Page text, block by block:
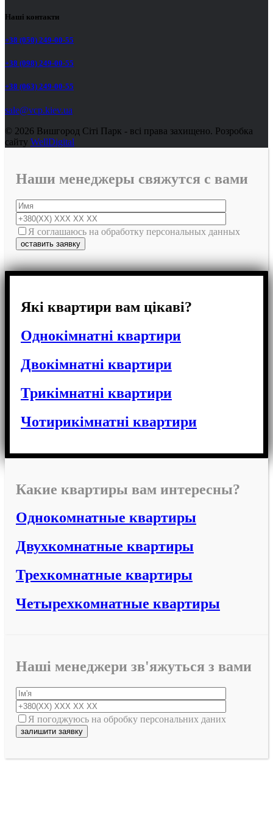
Наші контакти
+38 (050) 249-00-55
+38 (098) 249-00-55
+38 (063) 249-00-55
sale@vcp.kiev.ua
© 2026 Вишгород Сіті Парк - всі права захищено. Розробка
сайту WellDigital
Наши менеджеры свяжутся с вами
Я соглашаюсь на обработку персональных данных
Які квартири вам цікаві?
Однокімнатні квартири
Двокімнатні квартири
Трикімнатні квартири
Чотирикімнатні квартири
Какие квартиры вам интересны?
Однокомнатные квартиры
Двухкомнатные квартиры
Трехкомнатные квартиры
Четырехкомнатные квартиры
Наші менеджери зв'яжуться з вами
Я погоджуюсь на обробку персональних даних